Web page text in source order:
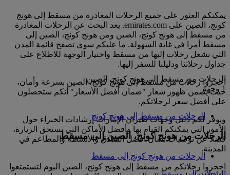
يمكنكم العثور على جميع الرحلات المغادرة من مسقط إلى هونج
كونج، الصين على emirates.com. يعد البحث عن الرحلات المغادرة
من مسقط إلى هونج كونج، الصين ومن هونج كونج، الصين إلى
مسقط أمرا في غاية السهولة. ما عليكم سوى تصفح قائمة المدن
التي نشغل رحلات إليها من مسقط واختيار الوجهة للاطلاع على
جداول رحلاتنا ودليلنا للسفر إليها.
احجزوا رحلات من مسقط إلى هونج كونج، الصين بسرعة وأمان،
حيث يضمن ظهور شعار "ضمان أفضل الأسعار" أنكم ستحصلون
على أفضل سعر لرحلاتكم.
ويوفر لكم دليل وجهات طيران الإمارات إرشادات الخبراء حول
الأمور التي يمكنكم القيام بها وأفضل الأماكن التي تستحق الزيارة،
فضلا عن توصيات بشأن أفضل الفنادق والأنشطة والمطاعم في
المدينة.
احجزوا رحلاتكم من مسقط إلى هونج كونج، الصين اليوم لتستمتعوا
الرحلات من مسقط إلى هونج كونج، الصين
1 وجهة
الرحلات من مسقط إلى هونج كونج
الرحلات من هونج كونج، الصين إلى مسقط
الرحلات من هونج كونج إلى مسقط